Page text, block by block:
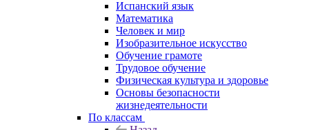
Испанский язык
Математика
Человек и мир
Изобразительное искусство
Обучение грамоте
Трудовое обучение
Физическая культура и здоровье
Основы безопасности
жизнедеятельности
По классам